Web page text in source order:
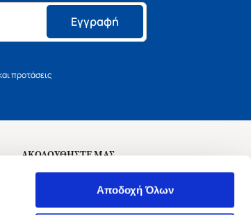
Αποδοχή Όλων
Εγγραφή
προτάσεις
ΑΚΟΛΟΥΘΗΣΤΕ ΜΑΣ